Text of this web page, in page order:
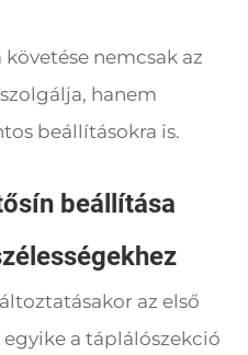
követése nemcsak az
hanem
beállításokra is.
beállítása
az első
a táplálószekció